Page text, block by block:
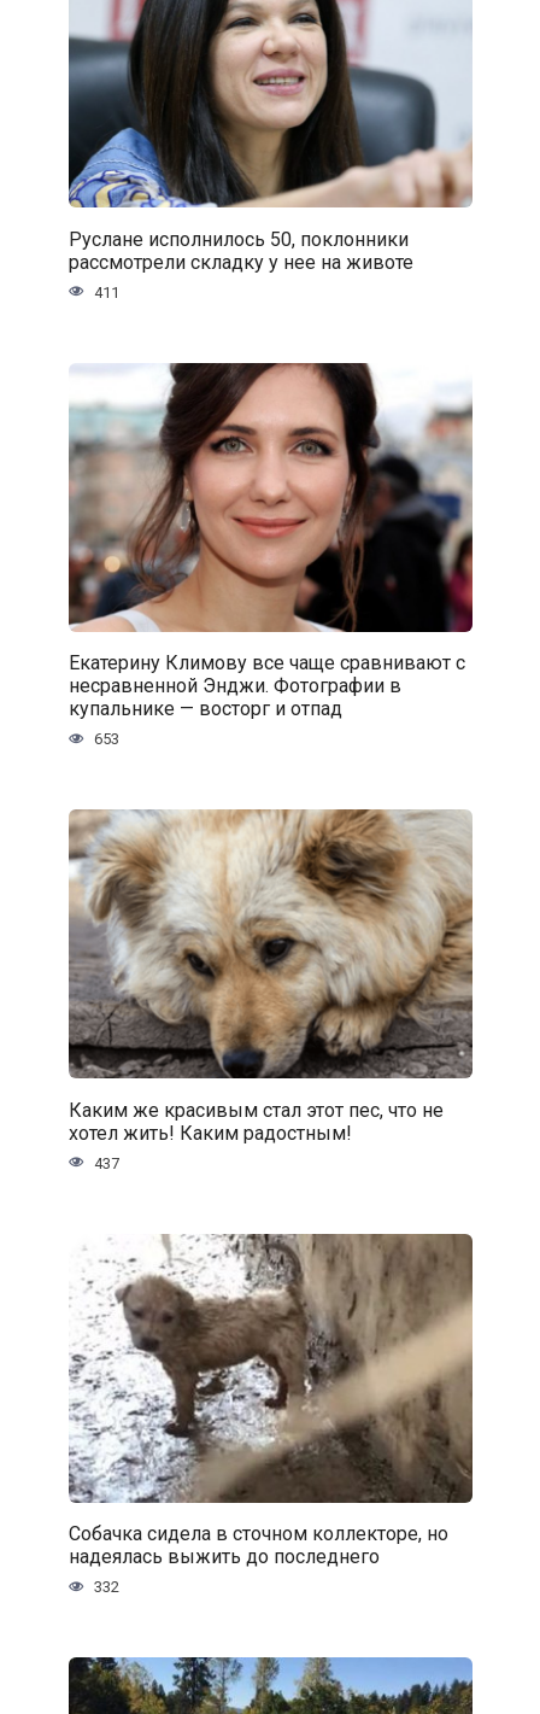
Руслане исполнилось 50, поклонники
рассмотрели складку у нее на животе
411
Екатерину Климову все чаще сравнивают с
несравненной Энджи. Фотографии в
купальнике — восторг и отпад
653
Каким же красивым стал этот пес, что не
хотел жить! Каким радостным!
437
Собачка сидела в сточном коллекторе, но
надеялась выжить до последнего
332